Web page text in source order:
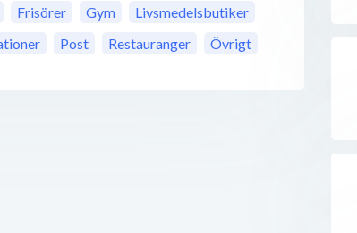
Frisörer Gym
Livsmedelsbutiker
Post Restauranger Övrigt